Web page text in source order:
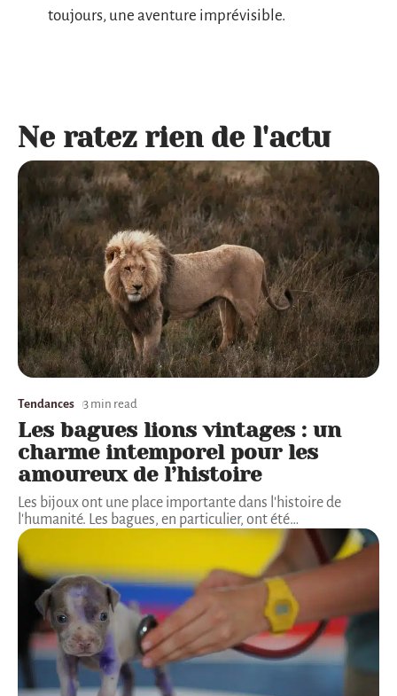
toujours, une aventure imprévisible.
Ne ratez rien de l'actu
Tendances 3 min read
Les bagues lions vintages : un
charme intemporel pour les
amoureux de l’histoire
Les bijoux ont une place importante dans l'histoire de
l'humanité. Les bagues, en particulier, ont été…